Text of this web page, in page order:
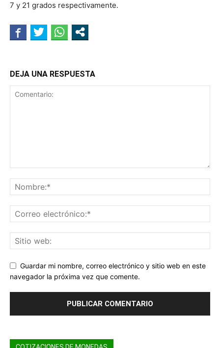
7 y 21 grados respectivamente.
DEJA UNA RESPUESTA
Guardar mi nombre, correo electrónico y sitio web en este
navegador la próxima vez que comente.